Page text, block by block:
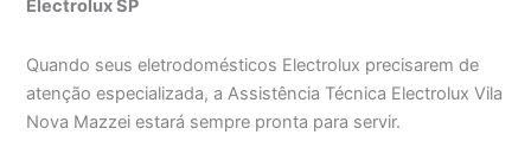
Electrolux SP
Quando seus eletrodomésticos Electrolux precisarem de
atenção especializada, a Assistência Técnica Electrolux Vila
Nova Mazzei estará sempre pronta para servir.